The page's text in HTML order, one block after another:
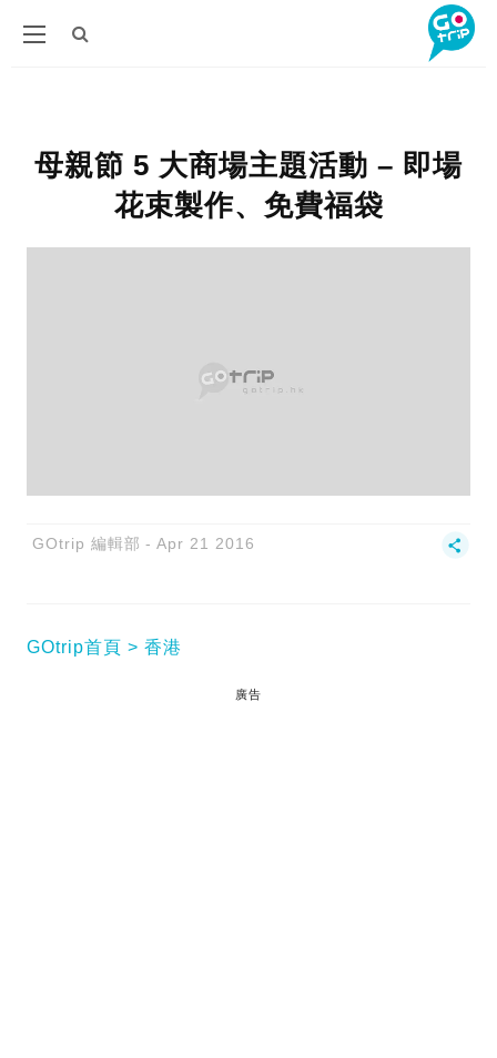
母親節 5 大商場主題活動 – 即場
花束製作、免費福袋
GOtrip 編輯部 Apr 21 2016
GOtrip首頁 香港
廣告